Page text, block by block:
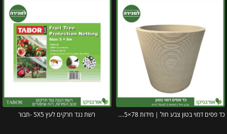
כד פסים דמוי בטון צבע חול | מידות 78×67.5 ס״מ רשת נגד חרקים לעץ 5X5 -תבור